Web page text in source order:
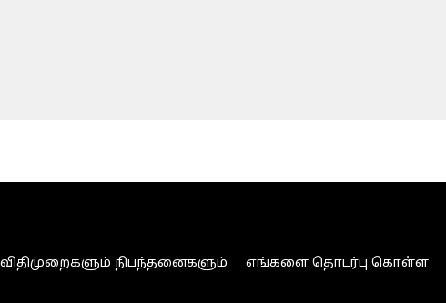
விதிமுறைகளும் நிபந்தனைகளும் எங்களை தொடர்பு கொள்ள